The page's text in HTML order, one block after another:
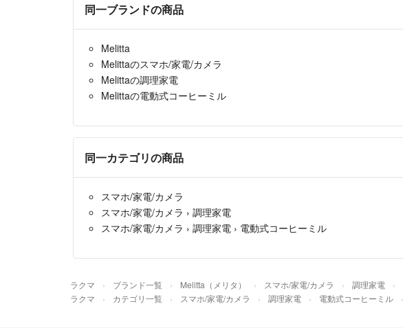
同一ブランドの商品
Melitta
Melittaのスマホ/家電/カメラ
Melittaの調理家電
Melittaの電動式コーヒーミル
同一カテゴリの商品
スマホ/家電/カメラ
スマホ/家電/カメラ › 調理家電
スマホ/家電/カメラ › 調理家電 › 電動式コーヒーミル
ラクマ ブランド一覧 Melitta（メリタ） スマホ/家電/カメラ 調理家電
ラクマ カテゴリ一覧 スマホ/家電/カメラ 調理家電 電動式コーヒーミル